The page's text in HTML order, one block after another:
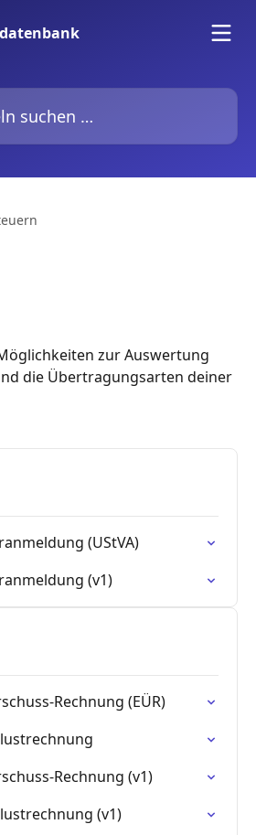
…
zur Auswertung
die Übertragungsarten deiner
(UStVA)
(v1)
Rechnung (EÜR)
Rechnung (v1)
(v1)